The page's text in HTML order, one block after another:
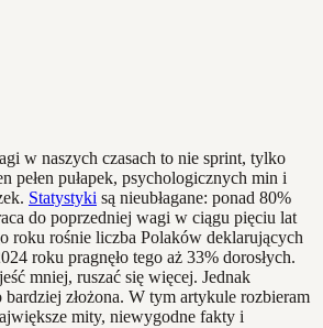
w naszych czasach to nie sprint, tylko
pełen pułapek, psychologicznych min i
Statystyki są nieubłagane: ponad 80%
do poprzedniej wagi w ciągu pięciu lat
roku rośnie liczba Polaków deklarujących
roku pragnęło tego aż 33% dorosłych.
mniej, ruszać się więcej. Jednak
złożona. W tym artykule rozbieram
mity, niewygodne fakty i